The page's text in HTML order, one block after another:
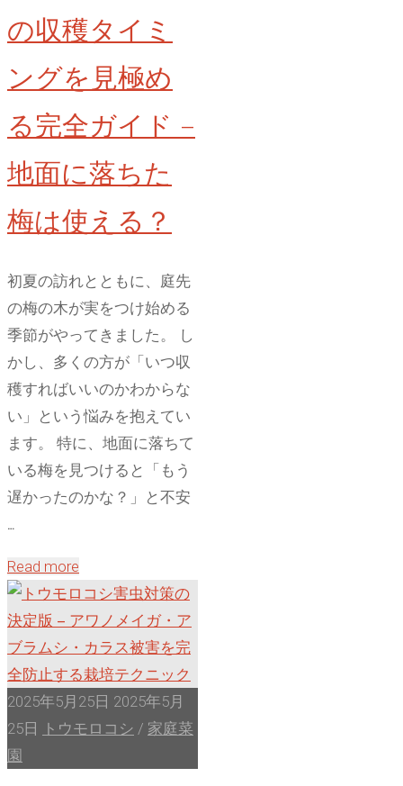
い
も
が
腐
ら
い
保
存
【高
温
地
域
対
応】"
の収穫タイミ
ングを見極め
る完全ガイド –
地面に落ちた
梅は使える？
初夏の訪れとともに、庭先
の梅の木が実をつけ始める
季節がやってきました。 し
かし、多くの方が「いつ収
穫すればいいのかわからな
い」という悩みを抱えてい
ます。 特に、地面に落ちて
いる梅を見つけると「もう
遅かったのかな？」と不安
…
Read more
は
い
つ
収
穫
す
2025年5月25日 2025年5月
25日
トウモロコシ / 家庭菜
園